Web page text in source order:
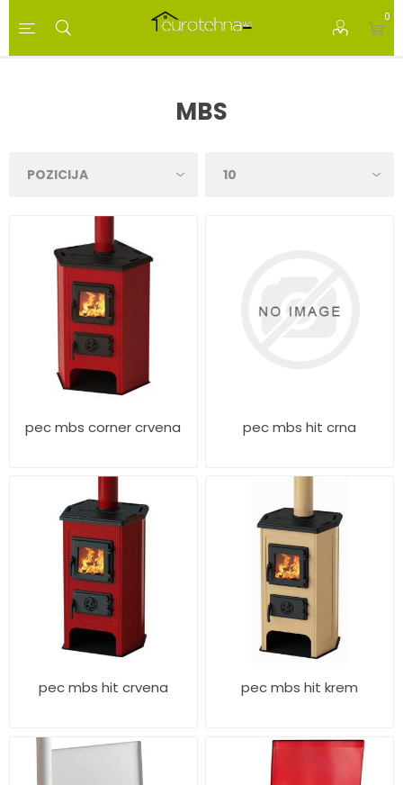
0
MBS
pec mbs corner crvena pec mbs hit crna
pec mbs hit crvena pec mbs hit krem